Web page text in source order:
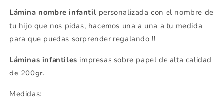
Lámina nombre infantil personalizada con el nombre de
tu hijo que nos pidas, hacemos una a una a tu medida
para que puedas sorprender regalando !!
Láminas infantiles impresas sobre papel de alta calidad
de 200gr.
Medidas: